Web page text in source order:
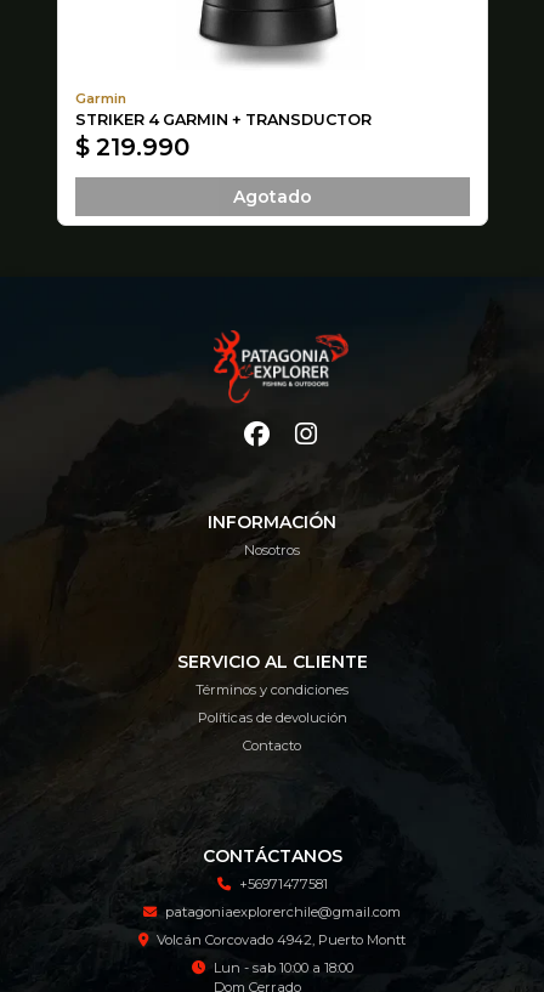
Garmin
STRIKER 4 GARMIN + TRANSDUCTOR
$ 219.990
Agotado
INFORMACIÓN
Nosotros
SERVICIO AL CLIENTE
Términos y condiciones
Políticas de devolución
Contacto
CONTÁCTANOS
+56971477581
patagoniaexplorerchile@gmail.com
Volcán Corcovado 4942, Puerto Montt
Lun - sab 10:00 a 18:00
Dom Cerrado